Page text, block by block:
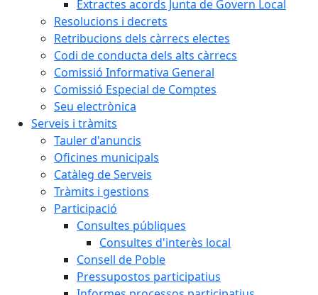
Extractes acords Junta de Govern Local
Resolucions i decrets
Retribucions dels càrrecs electes
Codi de conducta dels alts càrrecs
Comissió Informativa General
Comissió Especial de Comptes
Seu electrònica
Serveis i tràmits
Tauler d'anuncis
Oficines municipals
Catàleg de Serveis
Tràmits i gestions
Participació
Consultes públiques
Consultes d'interès local
Consell de Poble
Pressupostos participatius